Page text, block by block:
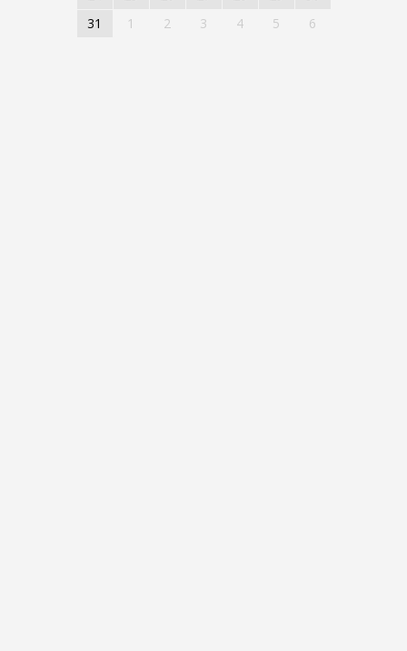
31
1 2 3 4 5 6